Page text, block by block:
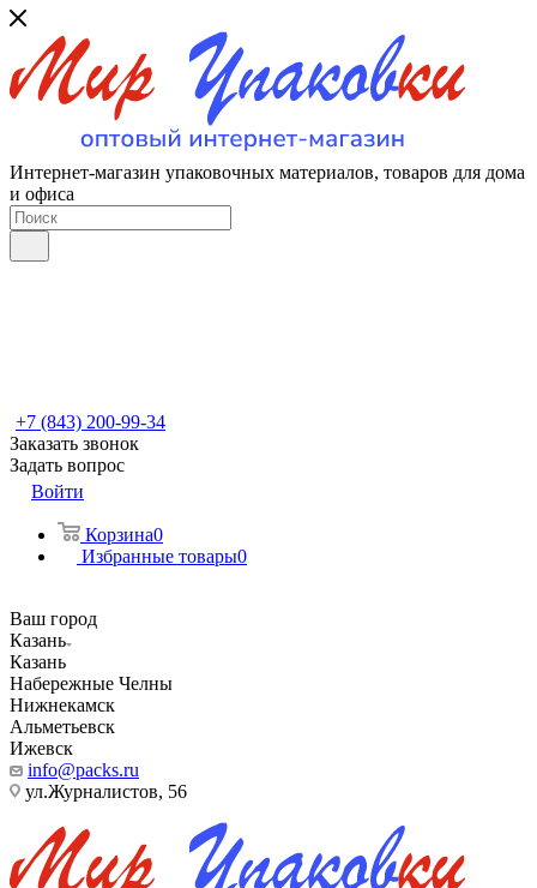
Интернет-магазин упаковочных материалов, товаров для дома
и офиса
+7 (843) 200-99-34
Заказать звонок
Задать вопрос
Войти
Корзина0
Избранные товары0
Ваш город
Казань
Казань
Набережные Челны
Нижнекамск
Альметьевск
Ижевск
info@packs.ru
ул.Журналистов, 56